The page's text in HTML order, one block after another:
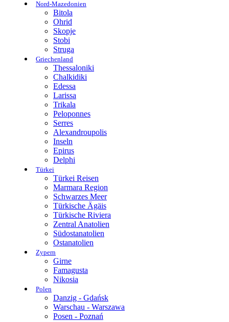
Nord-Mazedonien
Bitola
Ohrid
Skopje
Stobi
Struga
Griechenland
Thessaloniki
Chalkidiki
Edessa
Larissa
Trikala
Peloponnes
Serres
Alexandroupolis
Inseln
Epirus
Delphi
Türkei
Türkei Reisen
Marmara Region
Schwarzes Meer
Türkische Ägäis
Türkische Riviera
Zentral Anatolien
Südostanatolien
Ostanatolien
Zypern
Girne
Famagusta
Nikosia
Polen
Danzig - Gdańsk
Warschau - Warszawa
Posen - Poznań